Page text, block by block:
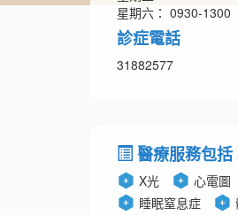
星期六： 0930-1300
診症電話
31882577
醫療服務包括
X光 心電圖
睡眠窒息症